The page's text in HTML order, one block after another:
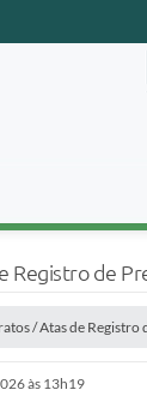
Registro de
/ Atas de Registro
às 13h19